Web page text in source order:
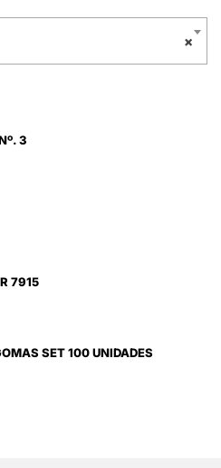
×
3
7915
SET 100 UNIDADES